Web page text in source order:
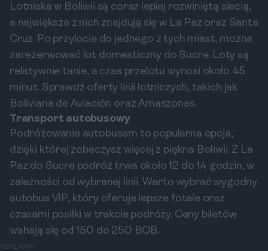
Lotniska w Boliwii są coraz lepiej rozwiniętą siecią,
a największe z nich znajdują się w La Paz oraz Santa
Cruz. Po przylocie do jednego z tych miast, można
zarezerwować lot domesticzny do Sucre. Loty są
relatywnie tanie, a czas przelotu wynosi około 45
minut. Sprawdź oferty linii lotniczych, takich jak
Boliviana de Aviación oraz Amaszonas.
Transport autobusowy
Podróżowanie autobusem to popularna opcja,
dzięki której zobaczysz więcej z piękna Boliwii. Z La
Paz do Sucre podróż trwa około 12 do 14 godzin, w
zależności od wybranej linii. Warto wybrać wygodny
autobus VIP, który oferuje lepsze fotele oraz
czasami posiłki w trakcie podróży. Ceny biletów
wahają się od 150 do 250 BOB.
REKLAMA